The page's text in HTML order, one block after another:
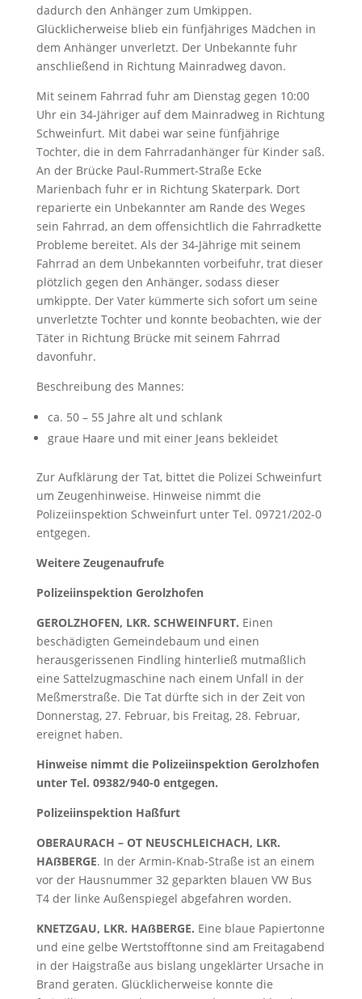
dadurch den Anhänger zum Umkippen.
Glücklicherweise blieb ein fünfjähriges Mädchen in
dem Anhänger unverletzt. Der Unbekannte fuhr
anschließend in Richtung Mainradweg davon.
Mit seinem Fahrrad fuhr am Dienstag gegen 10:00
Uhr ein 34-Jähriger auf dem Mainradweg in Richtung
Schweinfurt. Mit dabei war seine fünfjährige
Tochter, die in dem Fahrradanhänger für Kinder saß.
An der Brücke Paul-Rummert-Straße Ecke
Marienbach fuhr er in Richtung Skaterpark. Dort
reparierte ein Unbekannter am Rande des Weges
sein Fahrrad, an dem offensichtlich die Fahrradkette
Probleme bereitet. Als der 34-Jährige mit seinem
Fahrrad an dem Unbekannten vorbeifuhr, trat dieser
plötzlich gegen den Anhänger, sodass dieser
umkippte. Der Vater kümmerte sich sofort um seine
unverletzte Tochter und konnte beobachten, wie der
Täter in Richtung Brücke mit seinem Fahrrad
davonfuhr.
Beschreibung des Mannes:
ca. 50 – 55 Jahre alt und schlank
graue Haare und mit einer Jeans bekleidet
Zur Aufklärung der Tat, bittet die Polizei Schweinfurt
um Zeugenhinweise. Hinweise nimmt die
Polizeiinspektion Schweinfurt unter Tel. 09721/202-0
entgegen.
Weitere Zeugenaufrufe
Polizeiinspektion Gerolzhofen
GEROLZHOFEN, LKR. SCHWEINFURT. Einen
beschädigten Gemeindebaum und einen
herausgerissenen Findling hinterließ mutmaßlich
eine Sattelzugmaschine nach einem Unfall in der
Meßmerstraße. Die Tat dürfte sich in der Zeit von
Donnerstag, 27. Februar, bis Freitag, 28. Februar,
ereignet haben.
Hinweise nimmt die Polizeiinspektion Gerolzhofen
unter Tel. 09382/940-0 entgegen.
Polizeiinspektion Haßfurt
OBERAURACH – OT NEUSCHLEICHACH, LKR.
HAẞBERGE. In der Armin-Knab-Straße ist an einem
vor der Hausnummer 32 geparkten blauen VW Bus
T4 der linke Außenspiegel abgefahren worden.
KNETZGAU, LKR. HAẞBERGE. Eine blaue Papiertonne
und eine gelbe Wertstofftonne sind am Freitagabend
in der Haigstraße aus bislang ungeklärter Ursache in
Brand geraten. Glücklicherweise konnte die